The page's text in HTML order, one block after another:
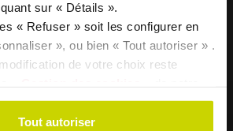
sur « Détails ».
« Refuser » soit les configurer en
», ou bien « Tout autoriser » .
de votre choix reste
Tout autoriser